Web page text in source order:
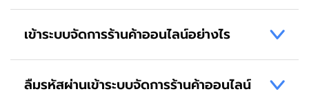
เข้าระบบจัดการร้านค้าออนไลน์อย่างไร
ลืมรหัสผ่านเข้าระบบจัดการร้านค้าออนไลน์